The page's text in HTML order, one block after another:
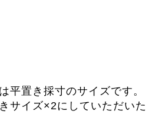
平置き採寸のサイズです。
サイズ×2にしていただいた